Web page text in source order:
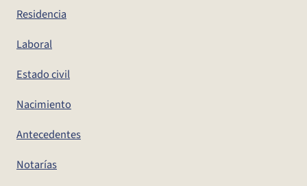
Residencia
Laboral
Estado civil
Nacimiento
Antecedentes
Notarías